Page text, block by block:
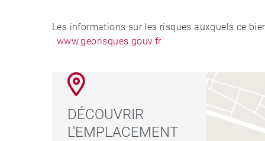
Les informations sur les risques auxquels ce
: www.georisques.gouv.fr
DÉCOUVRIR
L'EMPLACEMENT